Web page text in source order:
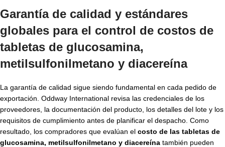
Garantía de calidad y estándares
globales para el control de costos de
tabletas de glucosamina,
metilsulfonilmetano y diacereína
La garantía de calidad sigue siendo fundamental en cada pedido de
exportación. Oddway International revisa las credenciales de los
proveedores, la documentación del producto, los detalles del lote y los
requisitos de cumplimiento antes de planificar el despacho. Como
resultado, los compradores que evalúan el costo de las tabletas de
glucosamina, metilsulfonilmetano y diacereína también pueden